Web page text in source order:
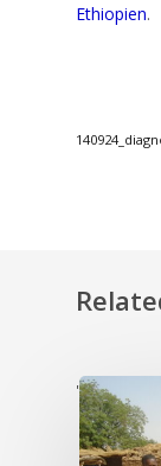
Ethiopien.
'